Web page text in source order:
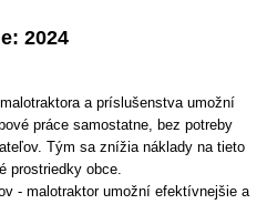
2024
a príslušenstva umožní
práce samostatne, bez potreby
Tým sa znížia náklady na tieto
prostriedky obce.
- malotraktor umožní efektívnejšie a